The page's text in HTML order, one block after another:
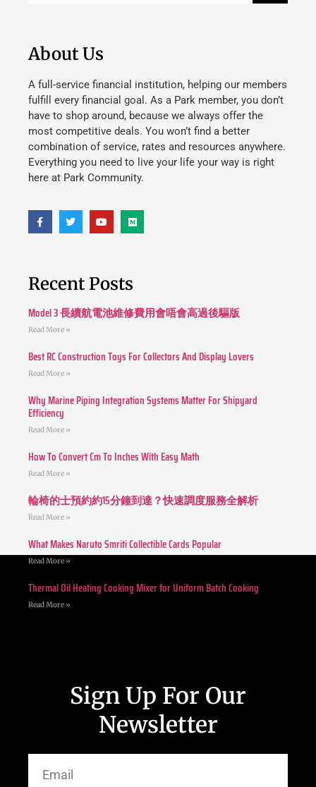
About Us
A full-service financial institution, helping our members
fulfill every financial goal. As a Park member, you don’t
have to shop around, because we always offer the
most competitive deals. You won’t find a better
combination of service, rates and resources anywhere.
Everything you need to live your life your way is right
here at Park Community.
Recent Posts
Model 3 長續航電池維修費用會唔會高過後驅版
Read More »
Best RC Construction Toys For Collectors And Display Lovers
Read More »
Why Marine Piping Integration Systems Matter For Shipyard
Efficiency
Read More »
How To Convert Cm To Inches With Easy Math
Read More »
輪椅的士預約約15分鐘到達？快速調度服務全解析
Read More »
What Makes Naruto Smriti Collectible Cards Popular
Read More »
Thermal Oil Heating Cooking Mixer for Uniform Batch Cooking
Read More »
Sign Up For Our
Newsletter